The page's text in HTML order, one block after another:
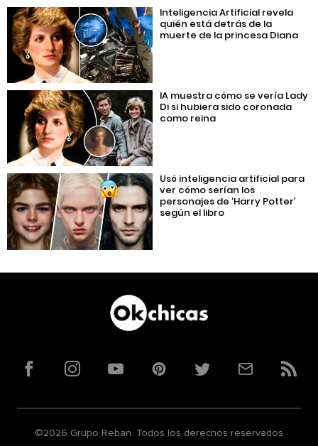
Inteligencia Artificial revela
quién está detrás de la
muerte de la princesa Diana
IA muestra cómo se vería Lady
Di si hubiera sido coronada
como reina
Usó inteligencia artificial para
ver cómo serían los
personajes de ‘Harry Potter’
según el libro
FacebookInstagramYouTubePinterestTwitterCorreoRSS
©2026 Grupo Reban. Todos los derechos reservados